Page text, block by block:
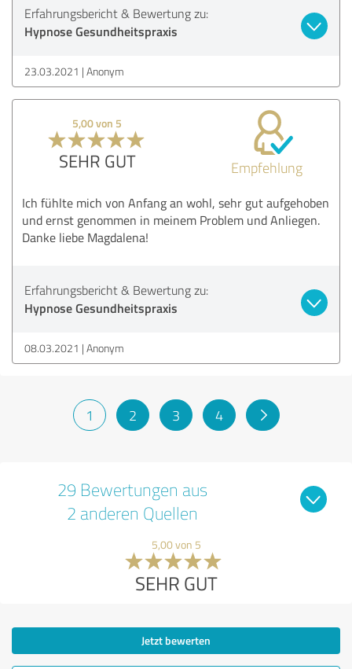
Erfahrungsbericht & Bewertung zu:
Hypnose Gesundheitspraxis
23.03.2021 Anonym
5,00 von 5
SEHR GUT Empfehlung
Ich fühlte mich von Anfang an wohl, sehr gut aufgehoben
und ernst genommen in meinem Problem und Anliegen.
Danke liebe Magdalena!
Erfahrungsbericht & Bewertung zu:
Hypnose Gesundheitspraxis
08.03.2021 Anonym
1 2 3 4
29 Bewertungen aus
2 anderen Quellen
5,00 von 5
SEHR GUT
Jetzt bewerten